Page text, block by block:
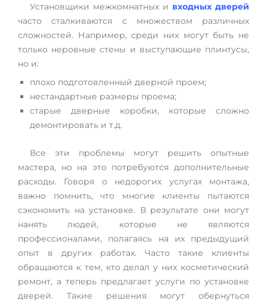
Установщики межкомнатных и входных дверей
часто сталкиваются с множеством различных
сложностей. Например, среди них могут быть не
только неровные стены и выступающие плинтусы,
но и:
плохо подготовленный дверной проем;
нестандартные размеры проема;
старые дверные коробки, которые сложно
демонтировать и т.д.
Все эти проблемы могут решить опытные
мастера, но на это потребуются дополнительные
расходы. Говоря о недорогих услугах монтажа,
важно помнить, что многие клиенты пытаются
сэкономить на установке. В результате они могут
нанять людей, которые не являются
профессионалами, полагаясь на их предыдущий
опыт в других работах. Часто такие клиенты
обращаются к тем, кто делал у них косметический
ремонт, а теперь предлагает услуги по установке
дверей. Такие решения могут обернуться